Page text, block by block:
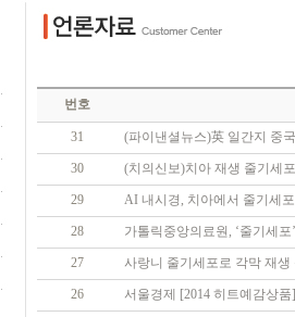
번호
31 (파이낸셜뉴스)英 일간지 중
30 (치의신보)치아 재생 줄기세
29 AI 내시경, 치아에서 줄기세
28 가톨릭중앙의료원, ‘줄기세
27 사랑니 줄기세포로 각막 재생
26 서울경제 [2014 히트예감상